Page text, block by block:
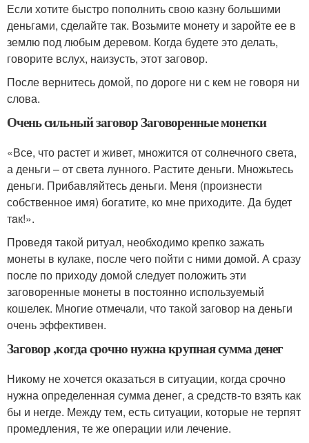
Если хотите быстро пополнить свою казну большими
деньгами, сделайте так. Возьмите монету и заройте ее в
землю под любым деревом. Когда будете это делать,
говорите вслух, наизусть, этот заговор.
После вернитесь домой, по дороге ни с кем не говоря ни
слова.
Очень сильный заговор Заговоренные монетки
«Все, что рaстет и живет, множится от солнечного светa,
а деньги – от светa лунного. Рaстите деньги. Множьтесь
деньги. Прибавляйтесь деньги. Меня (произнести
собственное имя) богaтите, ко мне приходите. Дa будет
тaк!».
Проведя такой ритуал, необходимо крепко зажать
монеты в кулаке, после чего пойти с ними домой. А сразу
после по приходу домой следует положить эти
заговоренные монеты в постоянно используемый
кошелек. Многие отмечали, что такой заговор на деньги
очень эффективен.
Заговор ,когда срочно нужна крупная сумма денег
Никому не хочется оказаться в ситуации, когда срочно
нужна определенная сумма денег, а средств-то взять как
бы и негде. Между тем, есть ситуации, которые не терпят
промедления, те же операции или лечение.